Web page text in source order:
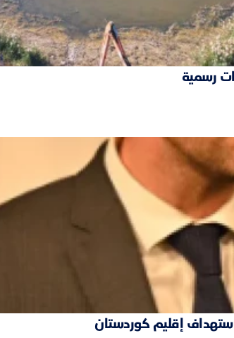
رسمية
إقليم كوردستان